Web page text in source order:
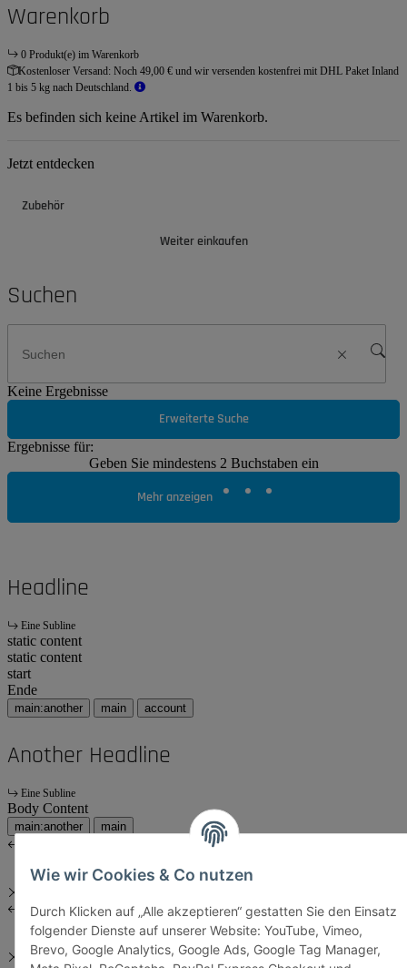
Wie wir Cookies & Co nutzen
Durch Klicken auf „Alle akzeptieren“ gestatten Sie den Einsatz
folgender Dienste auf unserer Website: YouTube, Vimeo,
Brevo, Google Analytics, Google Ads, Google Tag Manager,
Warenkorb
0 Produkt(e) im Warenkorb
Kostenloser Versand: Noch 49,00 € und wir versenden kostenfrei mit DHL Paket Inland
1 bis 5 kg nach Deutschland.
Es befinden sich keine Artikel im Warenkorb.
Jetzt entdecken
Zubehör
Weiter einkaufen
Suchen
Keine Ergebnisse
Erweiterte Suche
Ergebnisse für:
Geben Sie mindestens 2 Buchstaben ein
Mehr anzeigen
Headline
Eine Subline
static content
static content
start
Ende
main:another main account
Another Headline
Eine Subline
Body Content
main:another main